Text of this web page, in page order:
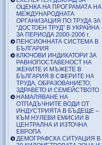
ОЦЕНКА НА ПРОГРАМАТА НА
МЕЖДУНАРОДНАТА
ОРГАНИЗАЦИЯ ПО ТРУДА ЗА
“ДОСТОЕН ТРУД” В УКРАЙНА
ЗА ПЕРИОДА 2000-2006 г.
ПЕНСИОННАТА СИСТЕМА В
БЪЛГАРИЯ
КЛЮЧОВИ ИНДИКАТОРИ ЗА
РАВНОПОСТАВЕНОСТ НА
ЖЕНИТЕ И МЪЖЕТЕ В
БЪЛГАРИЯ В СФЕРИТЕ НА
ТРУДА, ОБРАЗОВАНИЕТО,
ЗДРАВЕТО И СЕМЕЙСТВОТО
НАМАЛЯВАНЕ НА
ОТПАДЪЧНИТЕ ВОДИ ОТ
ИНДУСТРИЯТА В БЪДЕЩЕ –
КЪМ НУЛЕВИ ЕМИСИИ В
ЦЕНТРАЛНА И ИЗТОЧНА
ЕВРОПА
ДЕМОГРАФСКА СИТУАЦИЯ В